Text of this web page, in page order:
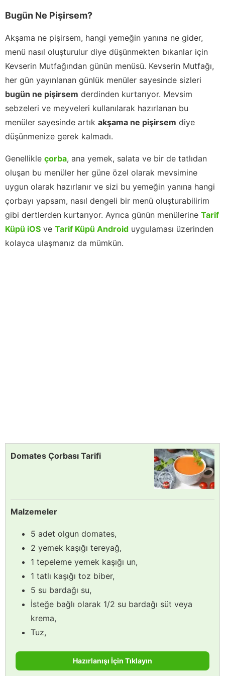
Bugün Ne Pişirsem?
Akşama ne pişirsem, hangi yemeğin yanına ne gider,
menü nasıl oluşturulur diye düşünmekten bıkanlar için
Kevserin Mutfağından günün menüsü. Kevserin Mutfağı,
her gün yayınlanan günlük menüler sayesinde sizleri
bugün ne pişirsem derdinden kurtarıyor. Mevsim
sebzeleri ve meyveleri kullanılarak hazırlanan bu
menüler sayesinde artık akşama ne pişirsem diye
düşünmenize gerek kalmadı.
Genellikle çorba, ana yemek, salata ve bir de tatlıdan
oluşan bu menüler her güne özel olarak mevsimine
uygun olarak hazırlanır ve sizi bu yemeğin yanına hangi
çorbayı yapsam, nasıl dengeli bir menü oluşturabilirim
gibi dertlerden kurtarıyor. Ayrıca günün menülerine Tarif
Küpü iOS ve Tarif Küpü Android uygulaması üzerinden
kolayca ulaşmanız da mümkün.
Domates Çorbası Tarifi
Malzemeler
5 adet olgun domates,
2 yemek kaşığı tereyağ,
1 tepeleme yemek kaşığı un,
1 tatlı kaşığı toz biber,
5 su bardağı su,
İsteğe bağlı olarak 1/2 su bardağı süt veya
krema,
Tuz,
Hazırlanışı İçin Tıklayın